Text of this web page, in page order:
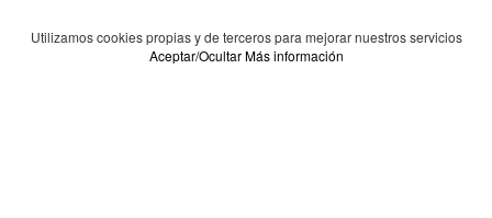
Utilizamos cookies propias y de terceros para mejorar nuestros servicios
Aceptar/Ocultar Más información